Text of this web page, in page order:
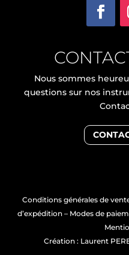
Nous sommes
questions sur nos
Conditions générales de
d’expédition– Modes de
Création : Laurent